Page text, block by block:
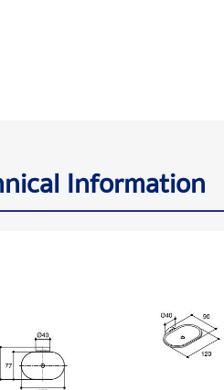
Information